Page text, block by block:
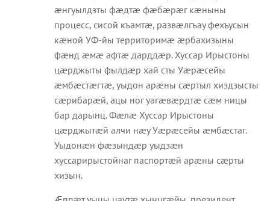
æнгуылдзты фæдтæ фæбæрæг кæныны
процесс, сисой къамтæ, развæлгъау фехъусын
кæной УФ-йы территоримæ æрбахизыны
фæнд æмæ афтæ дарддæр. Хуссар Ирыстоны
цæрджыты фылдæр хай сты Уæрæсейы
æмбæстæгтæ, уыдон арæны сæртыл хиздзысты
сæрибарæй, ацы ног уагæвæрдтæ сæм ницы
бар дарынц. Фæлæ Хуссар Ирыстоны
цæрджытæй алчи нæу Уæрæсейы æмбæстаг.
Уыдонæн фæзындæр уыдзæн
хуссарирыстойнаг паспортæй арæны сæрты
хизын.